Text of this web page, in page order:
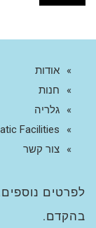
אודות
חנות
גלריה
Facilities
צור קשר
לפרטים
בהקדם.